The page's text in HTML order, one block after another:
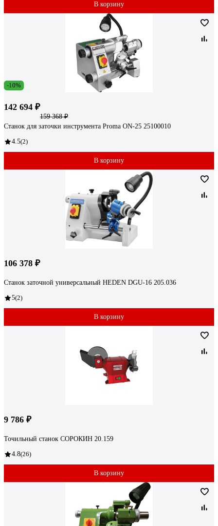
В корзину
-10%
142 694 ₽
159 368 ₽
Станок для заточки инструмента Proma ON-25 25100010
4.5(2)
В корзину
106 378 ₽
Станок заточной универсальный HEDEN DGU-16 205.036
5(2)
В корзину
9 786 ₽
Точильный станок СОРОКИН 20.159
4.8(26)
В корзину